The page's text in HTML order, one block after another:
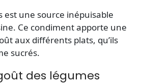
est une source inépuisable
. Ce condiment apporte une
aux différents plats, qu’ils
sucrés.
des légumes